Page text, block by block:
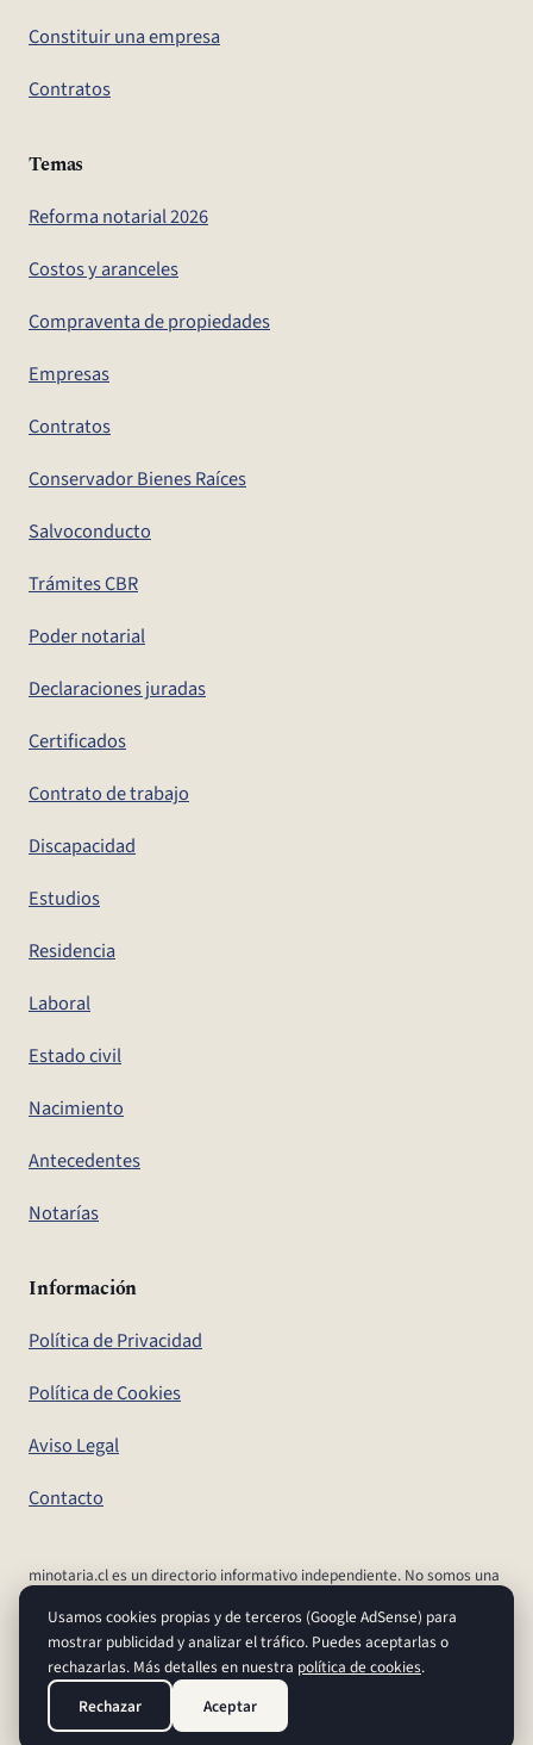
Constituir una empresa
Contratos
Temas
Reforma notarial 2026
Costos y aranceles
Compraventa de propiedades
Empresas
Contratos
Conservador Bienes Raíces
Salvoconducto
Trámites CBR
Poder notarial
Declaraciones juradas
Certificados
Contrato de trabajo
Discapacidad
Estudios
Residencia
Laboral
Estado civil
Nacimiento
Antecedentes
Notarías
Información
Política de Privacidad
Política de Cookies
Aviso Legal
Contacto
minotaria.cl es un directorio informativo independiente. No somos una
Estado. Para realizar tus trámites y confirmar aranceles y plazos,
dirígete a los canales oficiales.
© 2026 Directorio Nacional de Notarías. Todos los derechos
reservados.
Usamos cookies propias y de terceros (Google AdSense) para
mostrar publicidad y analizar el tráfico. Puedes aceptarlas o
rechazarlas. Más detalles en nuestra política de cookies.
Rechazar
Aceptar